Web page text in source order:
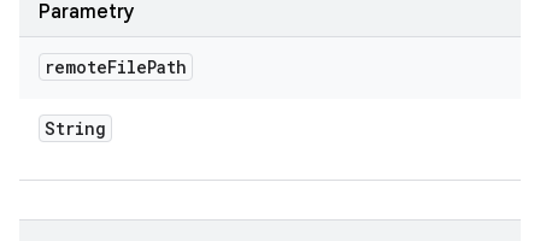
Parametry
remoteFilePath
String